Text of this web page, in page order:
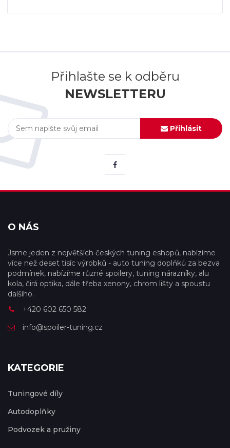
Přihlašte se k odběru
NEWSLETTERU
Přihlásit
O NÁS
Jsme jeden z největších českých tuning eshopů, nabízíme
více než deset tisíc výrobků - auto tuning doplňků za bezva
podmínek, nabízíme různé spoilery, tuning nárazníky, alu
kola, čirá optika, dále třeba xenony, chrom lišty a spoustu
dalšího.
+420 602 650 582
info@spoiler-tuning.cz
KATEGORIE
Tuningové díly
Autodoplňky
Podvozek a pružiny